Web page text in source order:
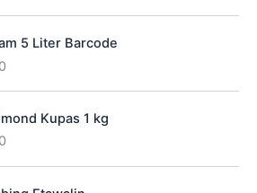
5 Liter Barcode
Kupas 1 kg